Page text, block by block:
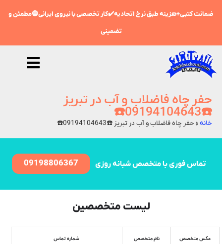
ضمانت کتبی+هزینه طبق نرخ اتحادیه✔️کار تخصصی با نیروی ایرانی🔵مطمئن و
تضمینی
حفر چاه فاضلاب و آب در تبریز
☎️09194104643☎️
خانه»حفر چاه فاضلاب و آب در تبریز ☎️09194104643☎️
تماس فوری با متخصص شبانه روزی 09198806367
لیست متخصصین
عکس متخصص نام متخصص شماره تماس